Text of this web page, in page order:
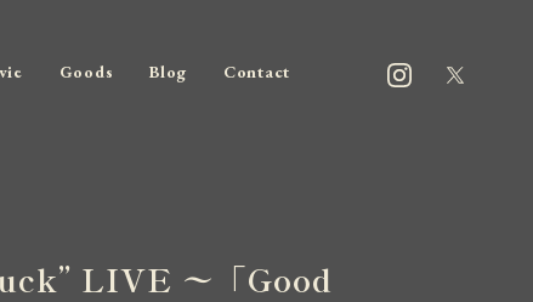
Goods Blog Contact
LIVE 〜「Good